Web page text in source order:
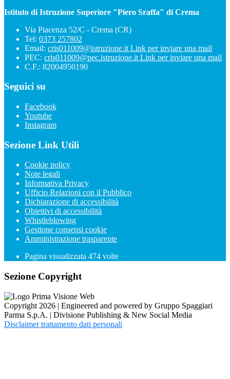
Istituto di Istruzione Superiore "Piero Sraffa" di Crema
Via Piacenza 52/C - Crema (CR)
Tel: 0373 257802
Email: cris011009@istruzione.it Link per inviare una mail
PEC: cris011009@pec.istruzione.it Link per inviare una mail
C.F.: 82004950190
Seguici su
Facebook
Youtube
Instagram
Sezione Link Utili
Cookie policy
Note legali
Informativa Privacy
Ufficio Relazioni con il Pubblico
Dichiarazione di accessibilità
Obiettivi di accessibilità
Whistleblowing
Gestione consensi cookie
Amministrazione trasparente
Pagina visualizzata 474 volte
Sezione Copyright
Copyright 2026 | Engineered and powered by Gruppo Spaggiari
Parma S.p.A. | Divisione Publishing & New Social Media
Disclaimer trattamento dati personali